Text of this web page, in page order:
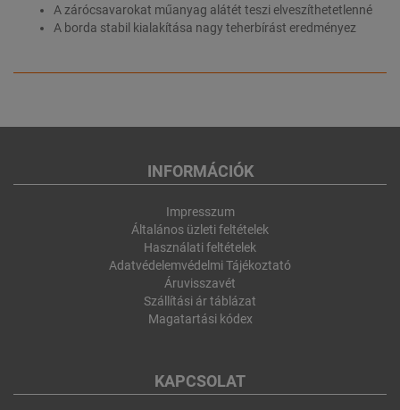
A zárócsavarokat műanyag alátét teszi elveszíthetetlenné
A borda stabil kialakítása nagy teherbírást eredményez
INFORMÁCIÓK
Impresszum
Általános üzleti feltételek
Használati feltételek
Adatvédelemvédelmi Tájékoztató
Áruvisszavét
Szállítási ár táblázat
Magatartási kódex
KAPCSOLAT